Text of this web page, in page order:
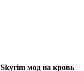
Skyrim мод на кровь